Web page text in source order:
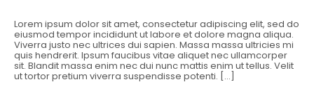
Lorem ipsum dolor sit amet, consectetur adipiscing elit, sed do
eiusmod tempor incididunt ut labore et dolore magna aliqua.
Viverra justo nec ultrices dui sapien. Massa massa ultricies mi
quis hendrerit. Ipsum faucibus vitae aliquet nec ullamcorper
sit. Blandit massa enim nec dui nunc mattis enim ut tellus. Velit
ut tortor pretium viverra suspendisse potenti. […]